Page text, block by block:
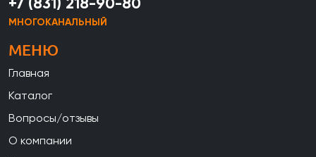
МНОГОКАНАЛЬНЫЙ
МЕНЮ
Главная
Каталог
Вопросы/отзывы
О компании